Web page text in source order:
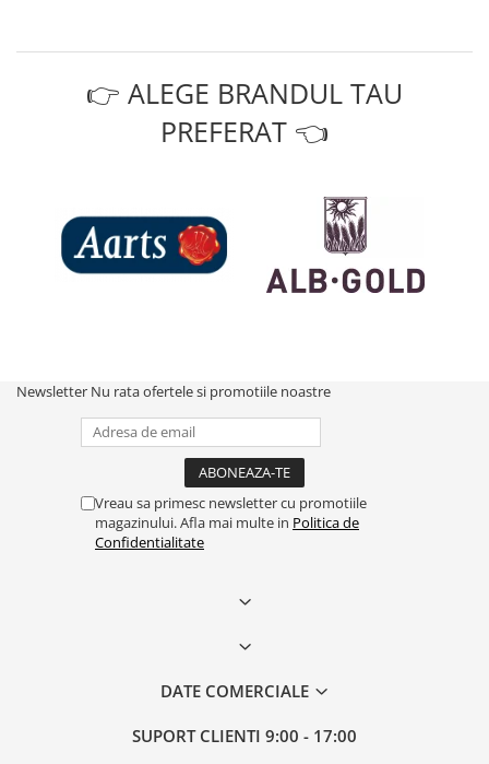
👉 ALEGE BRANDUL TAU
PREFERAT 👈
Newsletter Nu rata ofertele si promotiile noastre
Vreau sa primesc newsletter cu promotiile
magazinului. Afla mai multe in Politica de
Confidentialitate
DATE COMERCIALE
SUPORT CLIENTI 9:00 - 17:00